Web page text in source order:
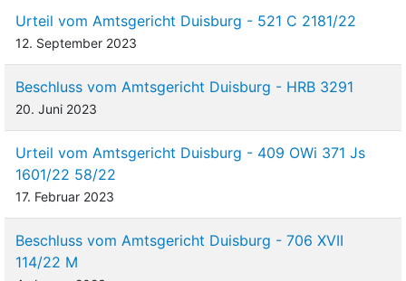
Urteil vom Amtsgericht Duisburg - 521 C 2181/22
12. September 2023
Beschluss vom Amtsgericht Duisburg - HRB 3291
20. Juni 2023
Urteil vom Amtsgericht Duisburg - 409 OWi 371 Js
1601/22 58/22
17. Februar 2023
Beschluss vom Amtsgericht Duisburg - 706 XVII
114/22 M